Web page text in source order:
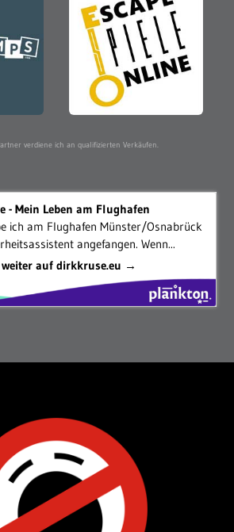
verdiene ich an qualifizierten Verkäufen.
- Mein Leben am Flughafen
ich am Flughafen Münster/Osnabrück
angefangen. Wenn...
weiter auf dirkkruse.eu →